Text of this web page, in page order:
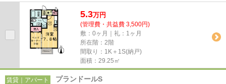
です。kanuma-am@masufudo.co...
5.3万円
(管理費・共益費 3,500円)
敷：0ヶ月｜礼：1ヶ月
所在階：2階
間取り：1K＋1S(納戸)
面積：29.25㎡
賃貸｜アパート プランドールS